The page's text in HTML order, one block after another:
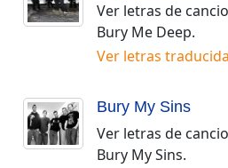
Ver letras de
Bury Me Deep.
Ver letras
Bury My Sins
Ver letras de
Bury My Sins.